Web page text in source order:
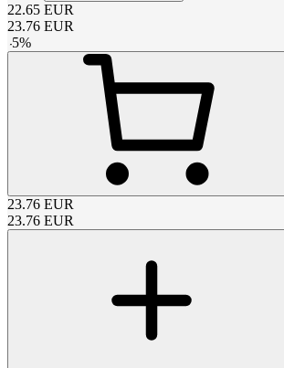
22.65 EUR
23.76 EUR
-5%
23.76 EUR
23.76 EUR